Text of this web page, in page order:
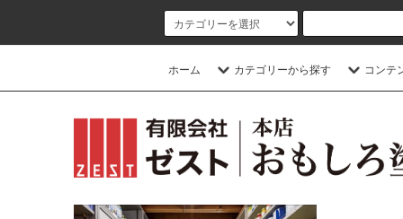
ホーム カテゴリーから探す コンテ